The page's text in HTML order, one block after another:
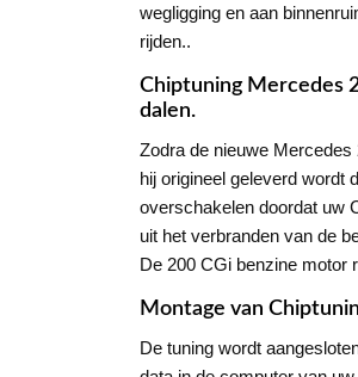
wegligging en aan
rijden..
Chiptuning Mercedes
dalen.
Zodra de nieuwe
hij origineel geleverd wordt
overschakelen doordat uw
uit het verbranden van de
De 200 CGi benzine motor
Montage van
De tuning wordt